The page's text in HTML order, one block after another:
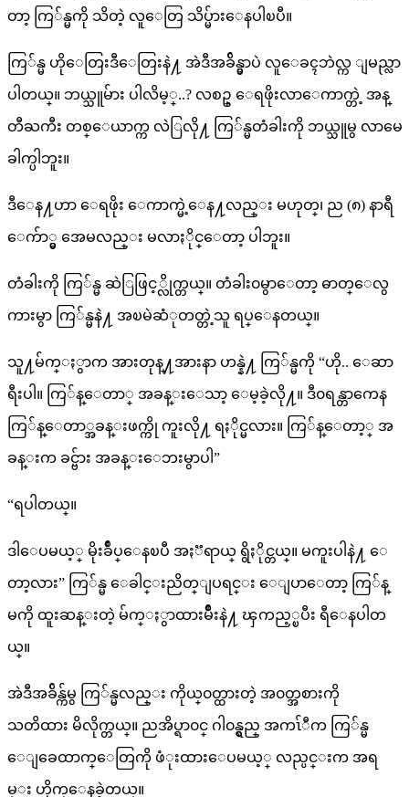
တာ့ ကြ်န္မကို သိတဲ့ လူေတြ သိပ္မ်ားေနပါၿပီ။
ကြ်န္မ ဟိုေတြးဒီေတြးနဲ႔ အဲဒီအခ်ိန္မွာပဲ လူေခၚဘဲလ္က ျမည္လာ
ပါတယ္။ ဘယ္သူမ်ား ပါလိမ့္..? လစဥ္ ေရဖိုးလာေကာက္တဲ့ အန္
တီႀကီး တစ္ေယာက္က လဲြလို႔ ကြ်န္မတံခါးကို ဘယ္သူမွ လာမေ
ခါက္ပါဘူး။
ဒီေန႔ဟာ ေရဖိုး ေကာက္မဲ့ေန႔လည္း မဟုတ္၊ ည (၈) နာရီ
ေက်ာ္မွ အေမလည္း မလာႏိုင္ေတာ့ ပါဘူး။
တံခါးကို ကြ်န္မ ဆဲြဖြင့္လိုက္တယ္။ တံခါး၀မွာေတာ့ ဓာတ္ေလွ
ကားမွာ ကြ်န္မနဲ႔ အၿမဲဆံုတတ္တဲ့သူ ရပ္ေနတယ္။
သူ႔မ်က္ႏွာက အားတုန္႔အားနာ ဟန္နဲ႔ ကြ်န္မကို “ဟို.. ေဆာ
ရီးပါ။ ကြ်န္ေတာ္ အခန္းေသာ့ ေမ့ခဲ့လို႔။ ဒီ၀ရန္တာကေန
ကြ်န္ေတာ္အခန္းဖက္ကို ကူးလို႔ ရႏိုင္မလား။ ကြ်န္ေတာ့္ အ
ခန္းက ခင္ဗ်ား အခန္းေဘးမွာပါ”
“ရပါတယ္။
ဒါေပမယ့္ မိုးခ်ဳပ္ေနၿပီ အႏၱရာယ္ ရွိႏိုင္တယ္။ မကူးပါနဲ႔ ေ
တာ့လား” ကြ်န္မ ေခါင္းညိတ္ျပရင္း ေျပာေတာ့ ကြ်န္
မကို ထူးဆန္းတဲ့ မ်က္ႏွာထားမ်ဳိးနဲ႔ ၾကည့္ၿပီး ရီေနပါတ
ယ္။
အဲဒီအခ်ိန္က်မွ ကြ်န္မလည္း ကိုယ္၀တ္ထားတဲ့ အ၀တ္အစားကို
သတိထား မိလိုက္တယ္။ ညအိပ္ရာ၀င္ ဂါ၀န္ရွည္ အကၤ်ီက ကြ်န္မ
ေျခေထာက္ေတြကို ဖံုးထားေပမယ့္ လည္ပင္းက အရ
မ္း ဟိုက္ေနခဲ့တယ္။